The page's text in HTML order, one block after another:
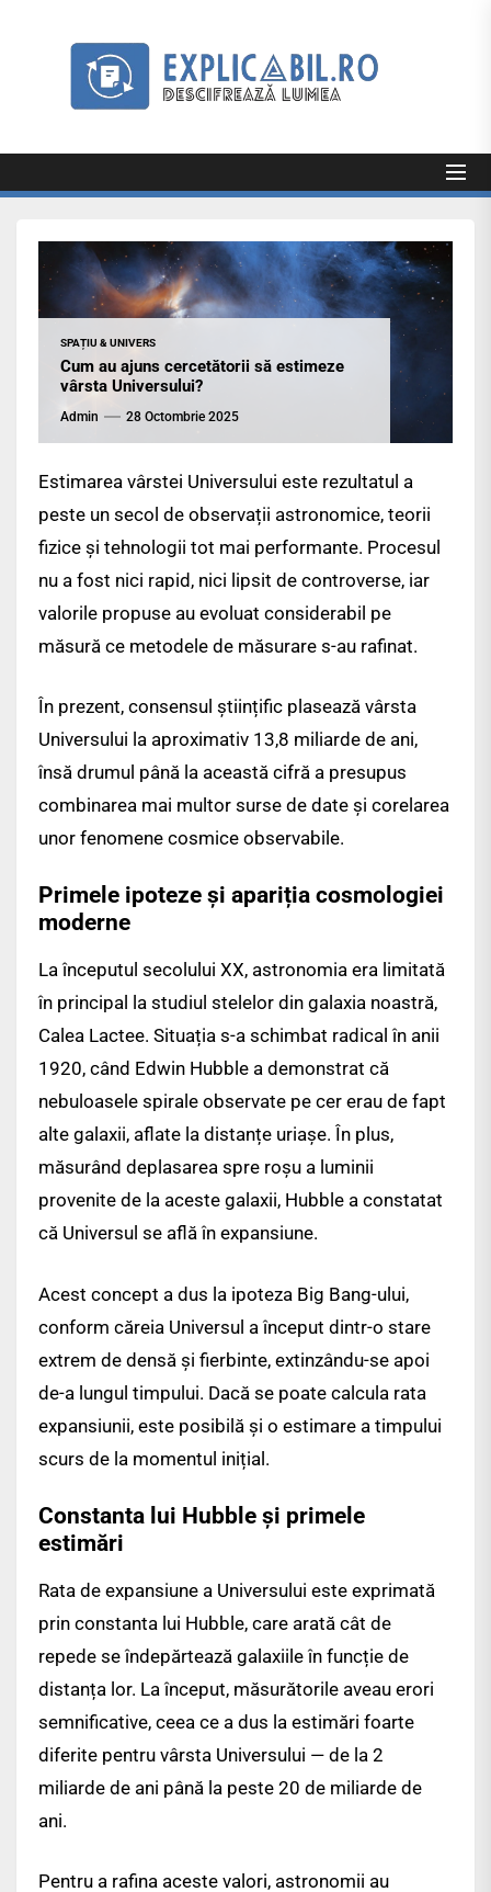
Explicabil
SPAȚIU & UNIVERS
Cum au ajuns cercetătorii să estimeze
vârsta Universului?
Admin 28 Octombrie 2025
Estimarea vârstei Universului este rezultatul a
peste un secol de observații astronomice, teorii
fizice și tehnologii tot mai performante. Procesul
nu a fost nici rapid, nici lipsit de controverse, iar
valorile propuse au evoluat considerabil pe
măsură ce metodele de măsurare s-au rafinat.
În prezent, consensul științific plasează vârsta
Universului la aproximativ 13,8 miliarde de ani,
însă drumul până la această cifră a presupus
combinarea mai multor surse de date și corelarea
unor fenomene cosmice observabile.
Primele ipoteze și apariția cosmologiei
moderne
La începutul secolului XX, astronomia era limitată
în principal la studiul stelelor din galaxia noastră,
Calea Lactee. Situația s-a schimbat radical în anii
1920, când Edwin Hubble a demonstrat că
nebuloasele spirale observate pe cer erau de fapt
alte galaxii, aflate la distanțe uriașe. În plus,
măsurând deplasarea spre roșu a luminii
provenite de la aceste galaxii, Hubble a constatat
că Universul se află în expansiune.
Acest concept a dus la ipoteza Big Bang-ului,
conform căreia Universul a început dintr-o stare
extrem de densă și fierbinte, extinzându-se apoi
de-a lungul timpului. Dacă se poate calcula rata
expansiunii, este posibilă și o estimare a timpului
scurs de la momentul inițial.
Constanta lui Hubble și primele
estimări
Rata de expansiune a Universului este exprimată
prin constanta lui Hubble, care arată cât de
repede se îndepărtează galaxiile în funcție de
distanța lor. La început, măsurătorile aveau erori
semnificative, ceea ce a dus la estimări foarte
diferite pentru vârsta Universului — de la 2
miliarde de ani până la peste 20 de miliarde de
ani.
Pentru a rafina aceste valori, astronomii au